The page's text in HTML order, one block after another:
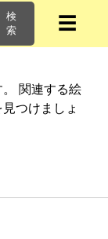
検
索
☰
関連する絵
つけましょ